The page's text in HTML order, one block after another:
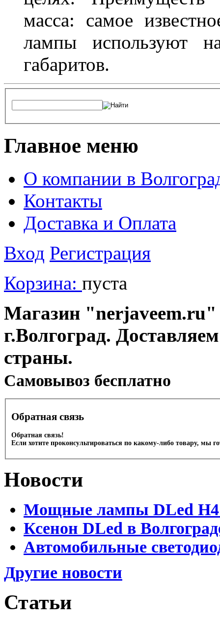
масса: самое
лампы используют
габаритов.
Главное меню
О компании в
Контакты
Доставка и Оплата
Вход Регистрация
Корзина: пуста
Магазин "nerjaveem.ru"
г.Волгоград.
страны.
Cамовывоз бесплатно
Обратная связь
Обратная связь!
Если хотите проконсультироваться по какому-либо товару, мы
Новости
Мощные лампы DLed H4
Ксенон DLed в
Автомобильные
Другие новости
Статьи